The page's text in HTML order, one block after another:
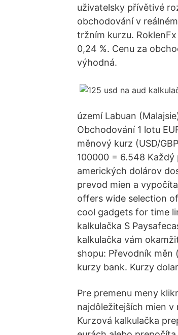
uživatelsky přívětivé
obchodování v
tržním kurzu.
0,24 %. Cenu za
výhodná.
území Labuan
Obchodování 1 lotu
měnový kurz (USD/
100000 = 6.548 Každý
amerických dolárov
prevod mien a
offers wide selection
cool gadgets for time
kalkulačka S
kalkulačka vám
shopu: Převodník měn
kurzy bank. Kurzy
Pre premenu meny
najdôležitejších mien
Kurzová kalkulačka